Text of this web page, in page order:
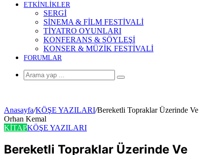
ETKİNLİKLER
SERGİ
SİNEMA & FİLM FESTİVALİ
TİYATRO OYUNLARI
KONFERANS & SÖYLEŞİ
KONSER & MÜZİK FESTİVALİ
FORUMLAR
Arama
Anasayfa/KÖŞE YAZILARI/Bereketli Topraklar Üzerinde Ve
Orhan Kemal
KİTAPKÖŞE YAZILARI
Bereketli Topraklar Üzerinde Ve